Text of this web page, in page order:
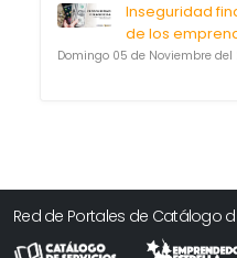
Inseguridad
de los
Domingo 05 de Noviembre del
Red de Portales de Catálogo